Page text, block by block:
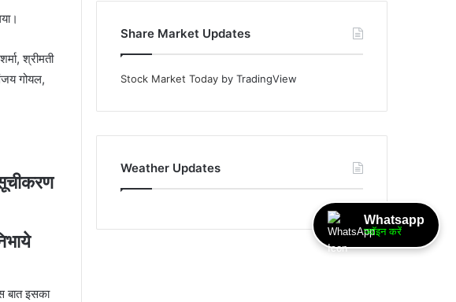
श्रीमती
गोयल,
बात इसका
Share Market Updates
Stock Market Today by TradingView
Weather Updates
Whatsapp
ज्वॉइन करें